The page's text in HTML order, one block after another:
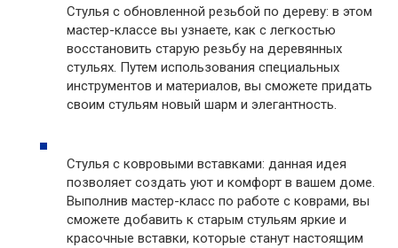
Стулья с обновленной резьбой по дереву: в этом
мастер-классе вы узнаете, как с легкостью
восстановить старую резьбу на деревянных
стульях. Путем использования специальных
инструментов и материалов, вы сможете придать
своим стульям новый шарм и элегантность.
Стулья с ковровыми вставками: данная идея
позволяет создать уют и комфорт в вашем доме.
Выполнив мастер-класс по работе с коврами, вы
сможете добавить к старым стульям яркие и
красочные вставки, которые станут настоящим